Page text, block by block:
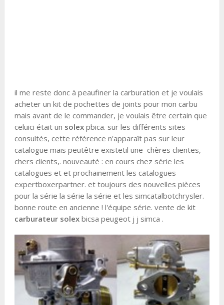
il me reste donc à peaufiner la carburation et je voulais
acheter un kit de pochettes de joints pour mon carbu
mais avant de le commander, je voulais être certain que
celuici était un solexpbica. sur les différents sites
consultés, cette référence n'apparaît pas sur leur
catalogue mais peutêtre existetil une chères clientes,
chers clients,. nouveauté : en cours chez série les
catalogues et et prochainement les catalogues
expertboxerpartner. et toujours des nouvelles pièces
pour la série la série la série et les simcatalbotchrysler.
bonne route en ancienne ! l'équipe série. vente de kit
carburateur solexbicsa peugeot j j simca .